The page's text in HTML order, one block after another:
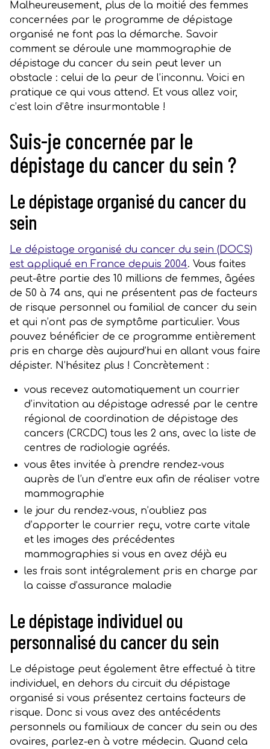
Malheureusement, plus de la moitié des femmes
concernées par le programme de dépistage
organisé ne font pas la démarche. Savoir
comment se déroule une mammographie de
dépistage du cancer du sein peut lever un
obstacle : celui de la peur de l’inconnu. Voici en
pratique ce qui vous attend. Et vous allez voir,
c’est loin d’être insurmontable !
Suis-je concernée par le
dépistage du cancer du sein ?
Le dépistage organisé du cancer du
sein
Le dépistage organisé du cancer du sein (DOCS)
est appliqué en France depuis 2004. Vous faites
peut-être partie des 10 millions de femmes, âgées
de 50 à 74 ans, qui ne présentent pas de facteurs
de risque personnel ou familial de cancer du sein
et qui n’ont pas de symptôme particulier. Vous
pouvez bénéficier de ce programme entièrement
pris en charge dès aujourd’hui en allant vous faire
dépister. N’hésitez plus ! Concrètement :
vous recevez automatiquement un courrier
d’invitation au dépistage adressé par le centre
régional de coordination de dépistage des
cancers (CRCDC) tous les 2 ans, avec la liste de
centres de radiologie agréés.
vous êtes invitée à prendre rendez-vous
auprès de l’un d’entre eux afin de réaliser votre
mammographie
le jour du rendez-vous, n’oubliez pas
d’apporter le courrier reçu, votre carte vitale
et les images des précédentes
mammographies si vous en avez déjà eu
les frais sont intégralement pris en charge par
la caisse d’assurance maladie
Le dépistage individuel ou
personnalisé du cancer du sein
Le dépistage peut également être effectué à titre
individuel, en dehors du circuit du dépistage
organisé si vous présentez certains facteurs de
risque. Donc si vous avez des antécédents
personnels ou familiaux de cancer du sein ou des
ovaires, parlez-en à votre médecin. Quand cela